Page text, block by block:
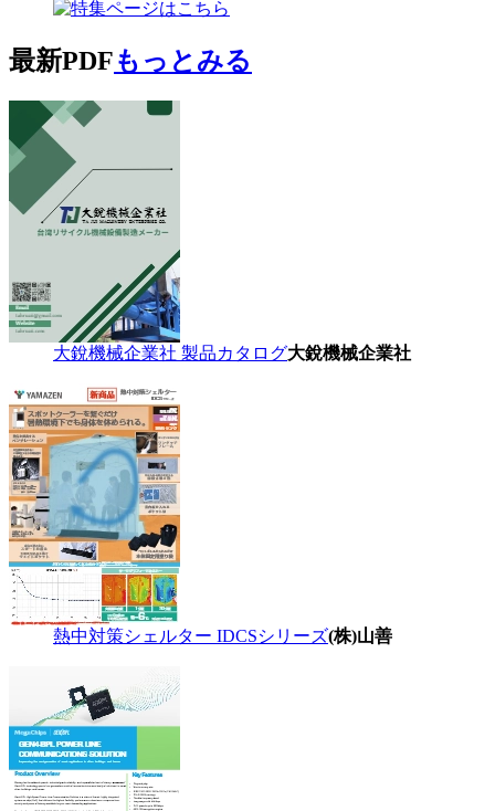
最新PDFもっとみる
大銳機械企業社 製品カタログ大銳機械企業社
熱中対策シェルター IDCSシリーズ(株)山善